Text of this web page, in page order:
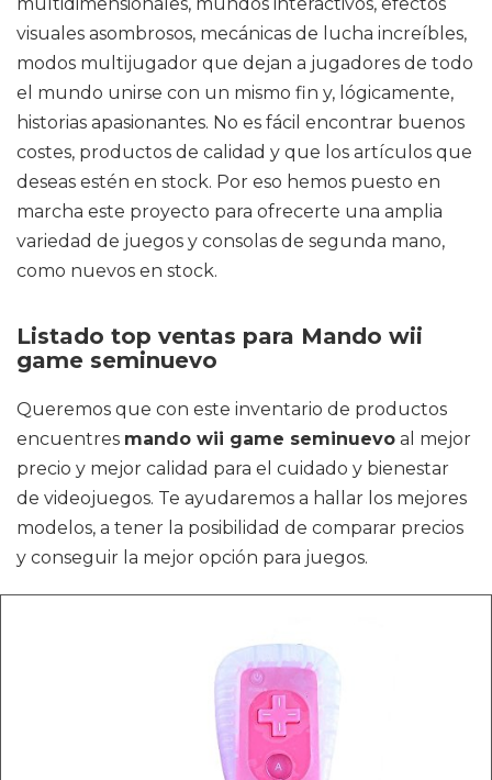
visuales asombrosos, mecánicas de lucha increíbles,
modos multijugador que dejan a jugadores de todo
el mundo unirse con un mismo fin y, lógicamente,
historias apasionantes. No es fácil encontrar buenos
costes, productos de calidad y que los artículos que
deseas estén en stock. Por eso hemos puesto en
marcha este proyecto para ofrecerte una amplia
variedad de juegos y consolas de segunda mano,
como nuevos en stock.
Listado top ventas para Mando wii
game seminuevo
Queremos que con este inventario de productos
encuentres mando wii game seminuevo al mejor
precio y mejor calidad para el cuidado y bienestar
de videojuegos. Te ayudaremos a hallar los mejores
modelos, a tener la posibilidad de comparar precios
y conseguir la mejor opción para juegos.